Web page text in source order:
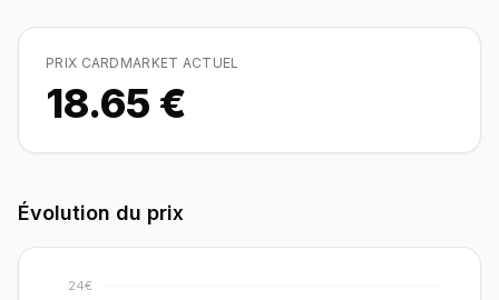
PRIX CARDMARKET ACTUEL
18.65 €
Évolution du prix
24€